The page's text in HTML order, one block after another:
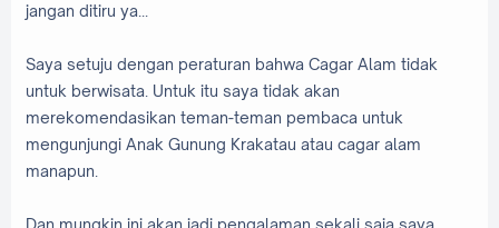
jangan ditiru ya...
Saya setuju dengan peraturan bahwa Cagar Alam tidak
untuk berwisata. Untuk itu saya tidak akan
merekomendasikan teman-teman pembaca untuk
mengunjungi Anak Gunung Krakatau atau cagar alam
manapun.